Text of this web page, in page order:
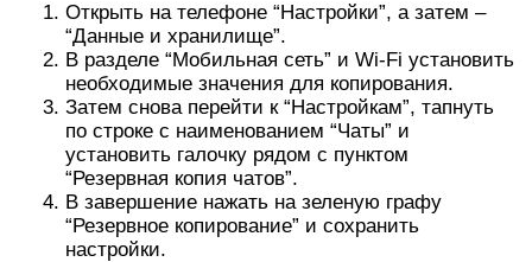
Открыть на телефоне “Настройки”, а затем –
“Данные и хранилище”.
В разделе “Мобильная сеть” и Wi-Fi установить
необходимые значения для копирования.
Затем снова перейти к “Настройкам”, тапнуть
по строке с наименованием “Чаты” и
установить галочку рядом с пунктом
“Резервная копия чатов”.
В завершение нажать на зеленую графу
“Резервное копирование” и сохранить
настройки.